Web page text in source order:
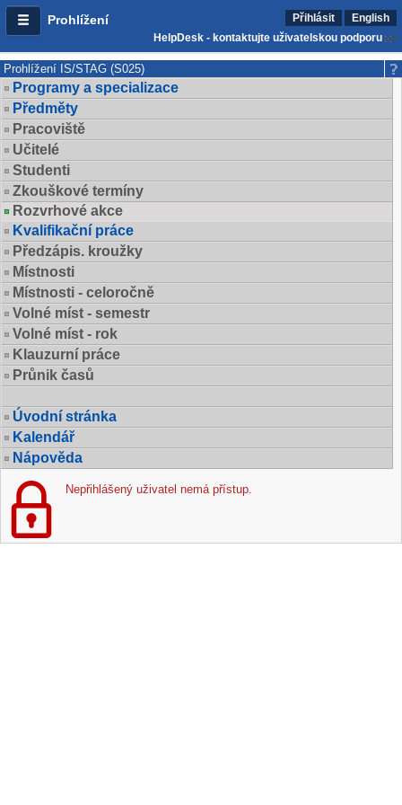
Prohlížení Přihlásit
English
HelpDesk - kontaktujte uživatelskou podporu
Prohlížení IS/STAG (S025)
Programy a specializace
Předměty
Pracoviště
Učitelé
Studenti
Zkouškové termíny
Rozvrhové akce
Kvalifikační práce
Předzápis. kroužky
Místnosti
Místnosti - celoročně
Volné míst - semestr
Volné míst - rok
Klauzurní práce
Průnik časů
Úvodní stránka
Kalendář
Nápověda
Nepřihlášený uživatel nemá přístup.